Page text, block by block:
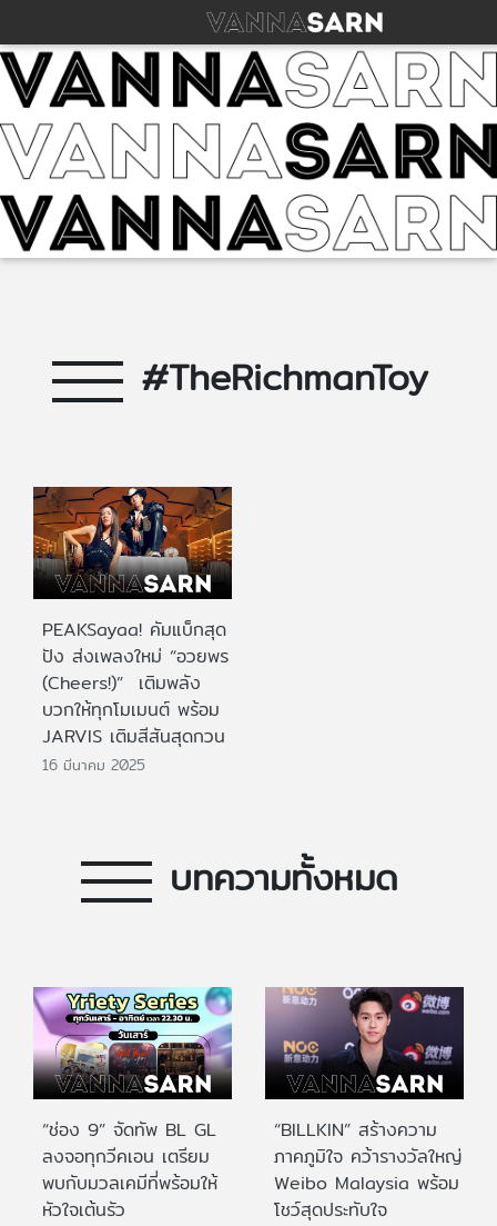
#TheRichmanToy
PEAKSayaa! คัมแบ็กสุด
ปัง ส่งเพลงใหม่ “อวยพร
(Cheers!)” เติมพลัง
บวกให้ทุกโมเมนต์ พร้อม
JARVIS เติมสีสันสุดกวน
16 มีนาคม 2025
บทความทั้งหมด
“ช่อง 9” จัดทัพ BL GL
ลงจอทุกวีคเอน เตรียม
พบกับมวลเคมีที่พร้อมให้
หัวใจเต้นรัว
“BILLKIN” สร้างความ
ภาคภูมิใจ คว้ารางวัลใหญ่
Weibo Malaysia พร้อม
โชว์สุดประทับใจ